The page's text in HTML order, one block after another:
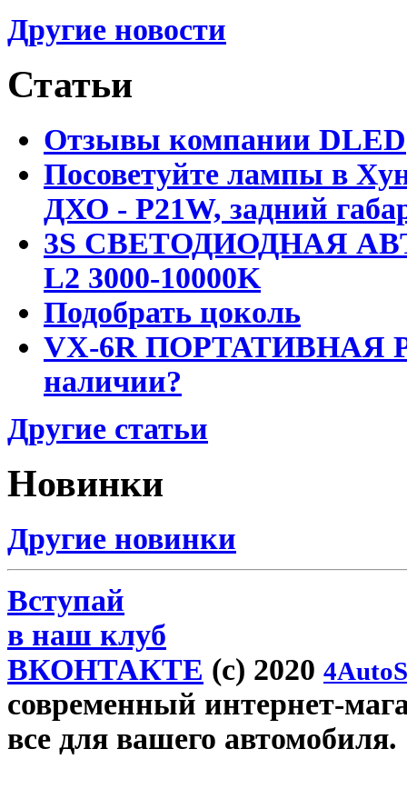
Другие новости
Статьи
Отзывы компании DLED
Посоветуйте лампы в
ДХО - P21W, задний
3S СВЕТОДИОДНАЯ
L2 3000-10000K
Подобрать цоколь
VX-6R ПОРТАТИВНАЯ
наличии?
Другие статьи
Новинки
Другие новинки
Вступай
в наш клуб
ВКОНТАКТЕ (c) 2020
современный интернет-
все для вашего автомобиля.